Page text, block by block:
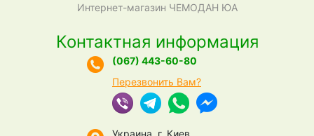
Интернет-магазин ЧЕМОДАН ЮА
Контактная информация
(067) 443-60-80
Перезвонить Вам?